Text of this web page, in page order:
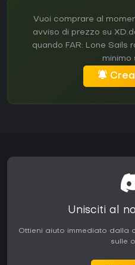
Vuoi comprare al
avviso di prezzo su
quando FAR: Lone Sails
minimo
Unisciti al
Ottieni aiuto immediato dalla
sulle